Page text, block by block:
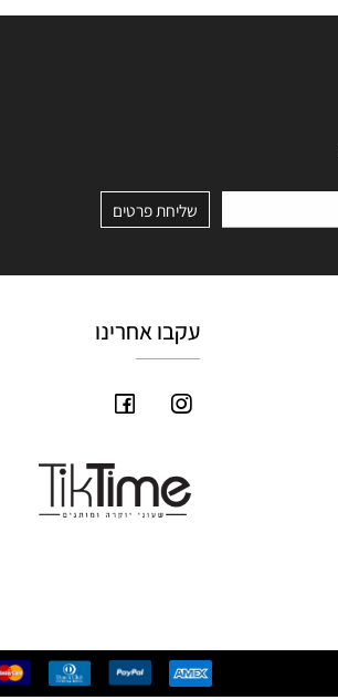
עקבו אחרינו